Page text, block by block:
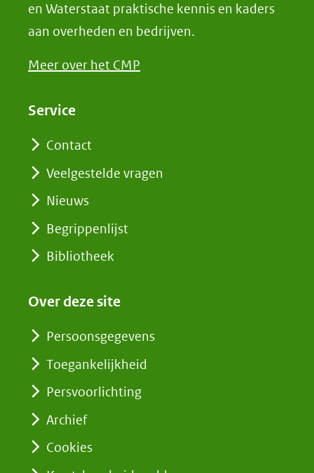
en Waterstaat praktische kennis en kaders
aan overheden en bedrijven.
Meer over het CMP
Service
Contact
Veelgestelde vragen
Nieuws
Begrippenlijst
Bibliotheek
Over deze site
Persoonsgegevens
Toegankelijkheid
Persvoorlichting
Archief
Cookies